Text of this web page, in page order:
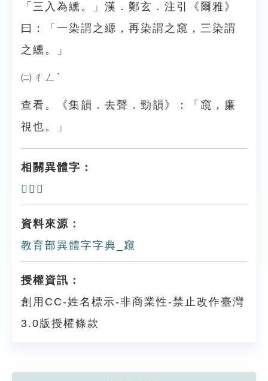
「三入為纁。」漢．鄭玄．注引《爾雅》
曰：「一染謂之縓，再染謂之竀，三染謂
之纁。」
㈡ㄔㄥˋ
查看。《集韻．去聲．勁韻》：「竀，廉
視也。」
相關異體字：
𧡧 、 靗
資料來源：
教育部異體字字典_竀
授權資訊：
創用CC-姓名標示-非商業性-禁止改作臺灣
3.0版授權條款